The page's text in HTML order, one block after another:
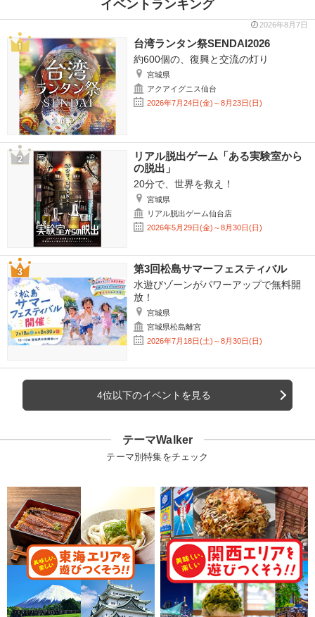
イベントランキング
2026年8月7日
台湾ランタン祭SENDAI2026
約600個の、復興と交流の灯り
宮城県
アクアイグニス仙台
2026年7月24日(金)～8月23日(日)
リアル脱出ゲーム「ある実験室から
の脱出」
20分で、世界を救え！
宮城県
リアル脱出ゲーム仙台店
2026年5月29日(金)～8月30日(日)
第3回松島サマーフェスティバル
水遊びゾーンがパワーアップで無料開
放！
宮城県
宮城県松島離宮
2026年7月18日(土)～8月30日(日)
4位以下のイベントを見る
テーマWalker
テーマ別特集をチェック